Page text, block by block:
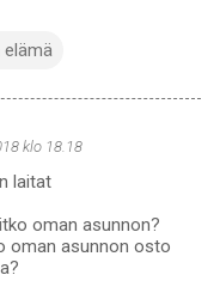
elämä
klo 18.18
laitat
oman asunnon?
oman asunnon osto